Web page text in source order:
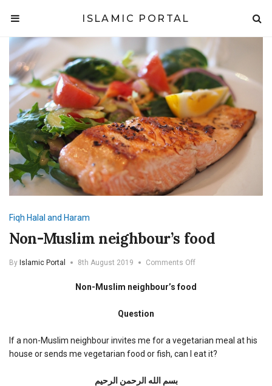
ISLAMIC PORTAL
Fiqh Halal and Haram
Non-Muslim neighbour’s food
By Islamic Portal 8th August 2019 Comments Offon
Muslim
Non-Muslim neighbour’s food
Question
If a non-Muslim neighbour invites me for a vegetarian meal at his
house or sends me vegetarian food or fish, can I eat it?
بسم الله الرحمن الرحیم